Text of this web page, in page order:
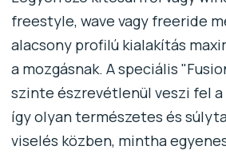
freestyle, wave vagy freeride
alacsony profilú kialakítás
a mozgásnak. A speciális
szinte észrevétlenül veszi fel
így olyan természetes és
viselés közben, mintha